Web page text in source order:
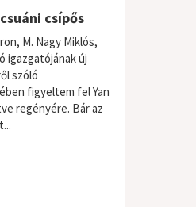
csípős
M. Nagy Miklós,
igazgatójának új
szóló
figyeltem fel Yan
regényére. Bár az